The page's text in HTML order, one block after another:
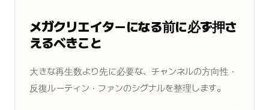
メガクリエイターになる前に必ず押さ
えるべきこと
大きな再生数より先に必要な、チャンネルの方向性・
反復ルーティン・ファンのシグナルを整理します。